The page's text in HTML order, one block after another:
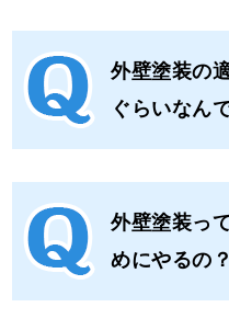
外壁塗装の
ぐらいなん
外壁塗装っ
めにやるの？